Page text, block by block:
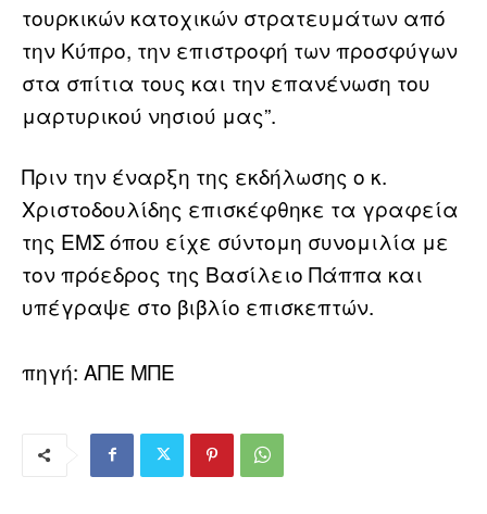
τουρκικών κατοχικών στρατευμάτων από
την Κύπρο, την επιστροφή των προσφύγων
στα σπίτια τους και την επανένωση του
μαρτυρικού νησιού μας”.
Πριν την έναρξη της εκδήλωσης ο κ.
Χριστοδουλίδης επισκέφθηκε τα γραφεία
της ΕΜΣ όπου είχε σύντομη συνομιλία με
τον πρόεδρος της Βασίλειο Πάππα και
υπέγραψε στο βιβλίο επισκεπτών.
πηγή: ΑΠΕ ΜΠΕ